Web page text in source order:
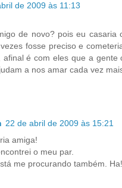
de 2009 às 11:13
de novo? pois eu casaria
fosse preciso e
afinal é com eles que a gente
a nos amar cada vez
22 de abril de 2009 às 15:21
amiga!
o meu par.
me procurando também.